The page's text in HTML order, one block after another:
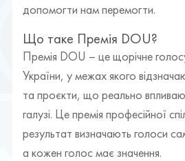
допомогти нам перемогти.
Що таке Премія DOU?
Премія DOU – це щорічне
України, у межах якого
та проєкти, що реально
галузі. Це премія професійної
результат визначають голоси
а кожен голос має значення.